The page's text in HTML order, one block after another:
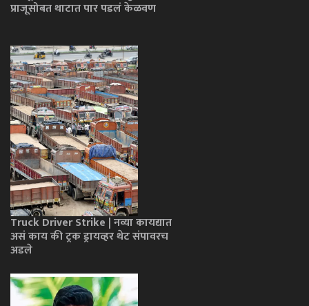
प्राजूसोबत थाटात पार पडलं केळवण
Truck Driver Strike | नव्या कायद्यात
असं काय की ट्रक ड्रायव्हर थेट संपावरच
अडले